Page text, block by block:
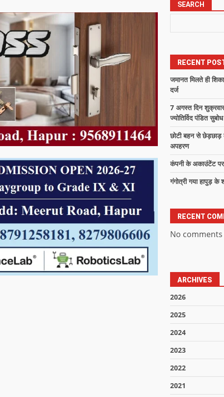
SEARCH
RECENT
जमानत मिलते ही
दर्ज
7 अगस्त दिन
ज्योतिर्विद पंडित
छोटी बहन से छेड़छाड़
अपहरण
कंपनी के अकाउंटेंट
गंगोत्री गया हापुड़ के
RECENT
No
ARCHIVES
2026
2025
2024
2023
2022
2021